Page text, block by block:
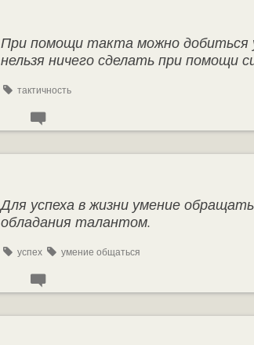
При помощи такта можно добиться
нельзя ничего сделать при помощи
тактичность
Для успеха в жизни умение
обладания талантом.
успех умение общаться